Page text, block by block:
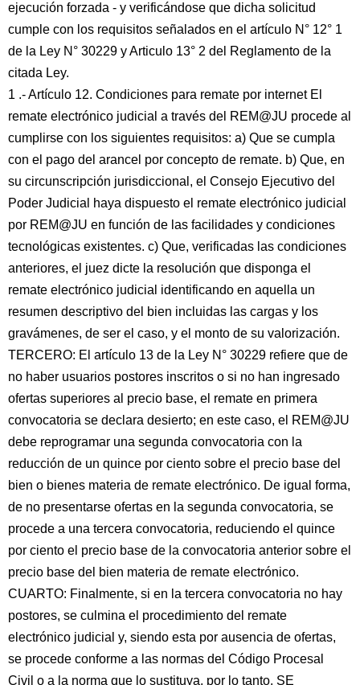
ejecución forzada - y verificándose que dicha solicitud
cumple con los requisitos señalados en el artículo N° 12° 1
de la Ley N° 30229 y Articulo 13° 2 del Reglamento de la
citada Ley.
1 .- Artículo 12. Condiciones para remate por internet El
remate electrónico judicial a través del REM@JU procede al
cumplirse con los siguientes requisitos: a) Que se cumpla
con el pago del arancel por concepto de remate. b) Que, en
su circunscripción jurisdiccional, el Consejo Ejecutivo del
Poder Judicial haya dispuesto el remate electrónico judicial
por REM@JU en función de las facilidades y condiciones
tecnológicas existentes. c) Que, verificadas las condiciones
anteriores, el juez dicte la resolución que disponga el
remate electrónico judicial identificando en aquella un
resumen descriptivo del bien incluidas las cargas y los
gravámenes, de ser el caso, y el monto de su valorización.
TERCERO: El artículo 13 de la Ley N° 30229 refiere que de
no haber usuarios postores inscritos o si no han ingresado
ofertas superiores al precio base, el remate en primera
convocatoria se declara desierto; en este caso, el REM@JU
debe reprogramar una segunda convocatoria con la
reducción de un quince por ciento sobre el precio base del
bien o bienes materia de remate electrónico. De igual forma,
de no presentarse ofertas en la segunda convocatoria, se
procede a una tercera convocatoria, reduciendo el quince
por ciento el precio base de la convocatoria anterior sobre el
precio base del bien materia de remate electrónico.
CUARTO: Finalmente, si en la tercera convocatoria no hay
postores, se culmina el procedimiento del remate
electrónico judicial y, siendo esta por ausencia de ofertas,
se procede conforme a las normas del Código Procesal
Civil o a la norma que lo sustituya, por lo tanto. SE